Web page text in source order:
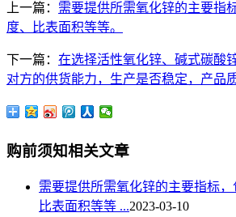
上一篇： 需要提供所需氧化锌的主要指
度、比表面积等等。
下一篇： 在选择活性氧化锌、碱式碳酸
对方的供货能力，生产是否稳定，产品
购前须知相关文章
需要提供所需氧化锌的主要指标，
比表面积等等 ...2023-03-10